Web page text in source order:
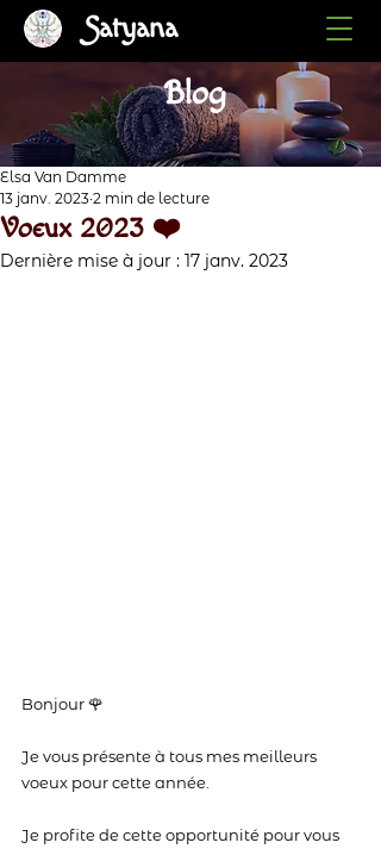
Satyana
Blog
Voeux 2023 ❤️
Elsa Van Damme
13 janv. 2023 2 min de lecture
Dernière mise à jour : 17 janv. 2023
Bonjour 🌹
Je vous présente à tous mes meilleurs
voeux pour cette année.
Je profite de cette opportunité pour vous